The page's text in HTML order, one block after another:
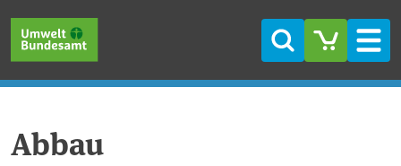
Suche
Abbau